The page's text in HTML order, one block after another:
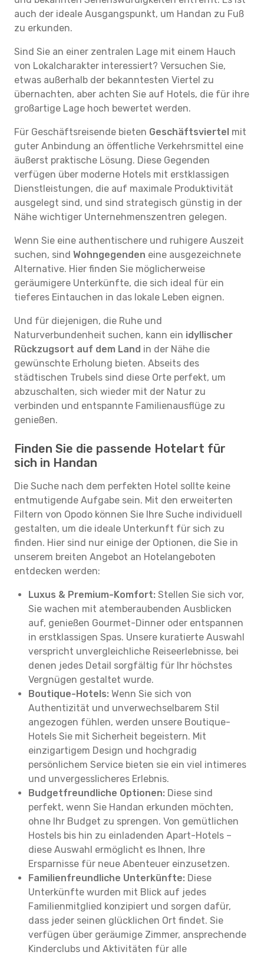
auch der ideale Ausgangspunkt, um Handan zu Fuß
zu erkunden.
Sind Sie an einer zentralen Lage mit einem Hauch
von Lokalcharakter interessiert? Versuchen Sie,
etwas außerhalb der bekanntesten Viertel zu
übernachten, aber achten Sie auf Hotels, die für ihre
großartige Lage hoch bewertet werden.
Für Geschäftsreisende bieten Geschäftsviertel mit
guter Anbindung an öffentliche Verkehrsmittel eine
äußerst praktische Lösung. Diese Gegenden
verfügen über moderne Hotels mit erstklassigen
Dienstleistungen, die auf maximale Produktivität
ausgelegt sind, und sind strategisch günstig in der
Nähe wichtiger Unternehmenszentren gelegen.
Wenn Sie eine authentischere und ruhigere Auszeit
suchen, sind Wohngegenden eine ausgezeichnete
Alternative. Hier finden Sie möglicherweise
geräumigere Unterkünfte, die sich ideal für ein
tieferes Eintauchen in das lokale Leben eignen.
Und für diejenigen, die Ruhe und
Naturverbundenheit suchen, kann ein idyllischer
Rückzugsort auf dem Land in der Nähe die
gewünschte Erholung bieten. Abseits des
städtischen Trubels sind diese Orte perfekt, um
abzuschalten, sich wieder mit der Natur zu
verbinden und entspannte Familienausflüge zu
genießen.
Finden Sie die passende Hotelart für
sich in Handan
Die Suche nach dem perfekten Hotel sollte keine
entmutigende Aufgabe sein. Mit den erweiterten
Filtern von Opodo können Sie Ihre Suche individuell
gestalten, um die ideale Unterkunft für sich zu
finden. Hier sind nur einige der Optionen, die Sie in
unserem breiten Angebot an Hotelangeboten
entdecken werden:
Luxus & Premium-Komfort: Stellen Sie sich vor,
Sie wachen mit atemberaubenden Ausblicken
auf, genießen Gourmet-Dinner oder entspannen
in erstklassigen Spas. Unsere kuratierte Auswahl
verspricht unvergleichliche Reiseerlebnisse, bei
denen jedes Detail sorgfältig für Ihr höchstes
Vergnügen gestaltet wurde.
Boutique-Hotels: Wenn Sie sich von
Authentizität und unverwechselbarem Stil
angezogen fühlen, werden unsere Boutique-
Hotels Sie mit Sicherheit begeistern. Mit
einzigartigem Design und hochgradig
persönlichem Service bieten sie ein viel intimeres
und unvergesslicheres Erlebnis.
Budgetfreundliche Optionen: Diese sind
perfekt, wenn Sie Handan erkunden möchten,
ohne Ihr Budget zu sprengen. Von gemütlichen
Hostels bis hin zu einladenden Apart-Hotels –
diese Auswahl ermöglicht es Ihnen, Ihre
Ersparnisse für neue Abenteuer einzusetzen.
Familienfreundliche Unterkünfte: Diese
Unterkünfte wurden mit Blick auf jedes
Familienmitglied konzipiert und sorgen dafür,
dass jeder seinen glücklichen Ort findet. Sie
verfügen über geräumige Zimmer, ansprechende
Kinderclubs und Aktivitäten für alle